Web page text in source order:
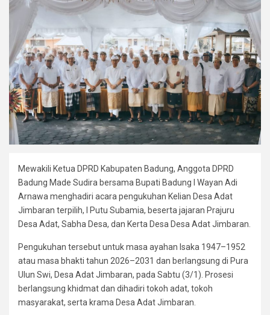
Mewakili Ketua DPRD Kabupaten Badung, Anggota DPRD
Badung Made Sudira bersama Bupati Badung I Wayan Adi
Arnawa menghadiri acara pengukuhan Kelian Desa Adat
Jimbaran terpilih, I Putu Subamia, beserta jajaran Prajuru
Desa Adat, Sabha Desa, dan Kerta Desa Desa Adat Jimbaran.
Pengukuhan tersebut untuk masa ayahan Isaka 1947–1952
atau masa bhakti tahun 2026–2031 dan berlangsung di Pura
Ulun Swi, Desa Adat Jimbaran, pada Sabtu (3/1). Prosesi
berlangsung khidmat dan dihadiri tokoh adat, tokoh
masyarakat, serta krama Desa Adat Jimbaran.